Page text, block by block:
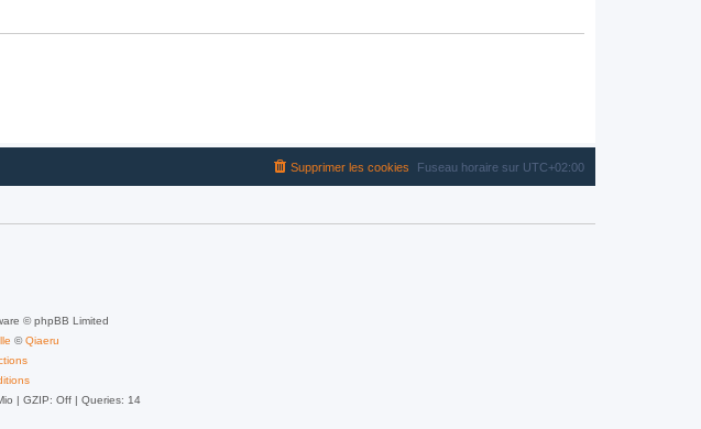
Fuseau horaire sur UTC+02:00
Supprimer les cookies
© phpBB Limited
©Qiaeru
| GZIP: Off | Queries: 14